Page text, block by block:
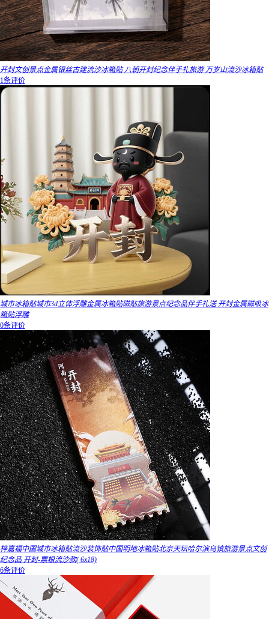
开封文创景点金属银丝古建流沙冰箱贴 八朝开封纪念伴手礼旅游 万岁山流沙冰箱贴
1条评价
城市冰箱贴城市3d立体浮雕金属冰箱贴磁贴旅游景点纪念品伴手礼送 开封金属磁吸冰
箱贴浮雕
0条评价
梓嘉福中国城市冰箱贴流沙装饰贴中国明地冰箱贴北京天坛哈尔滨乌镇旅游景点文创
纪念品 开封-票根流沙款( 6x18)
6条评价